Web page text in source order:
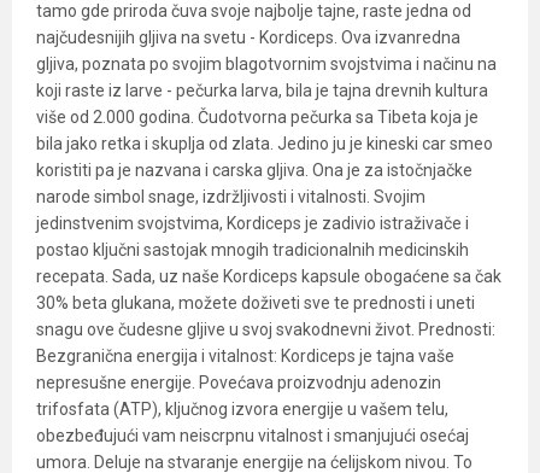
tamo gde priroda čuva svoje najbolje tajne, raste jedna od
najčudesnijih gljiva na svetu - Kordiceps. Ova izvanredna
gljiva, poznata po svojim blagotvornim svojstvima i načinu na
koji raste iz larve - pečurka larva, bila je tajna drevnih kultura
više od 2.000 godina. Čudotvorna pečurka sa Tibeta koja je
bila jako retka i skuplja od zlata. Jedino ju je kineski car smeo
koristiti pa je nazvana i carska gljiva. Ona je za istočnjačke
narode simbol snage, izdržljivosti i vitalnosti. Svojim
jedinstvenim svojstvima, Kordiceps je zadivio istraživače i
postao ključni sastojak mnogih tradicionalnih medicinskih
recepata. Sada, uz naše Kordiceps kapsule obogaćene sa čak
30% beta glukana, možete doživeti sve te prednosti i uneti
snagu ove čudesne gljive u svoj svakodnevni život. Prednosti:
Bezgranična energija i vitalnost: Kordiceps je tajna vaše
nepresušne energije. Povećava proizvodnju adenozin
trifosfata (ATP), ključnog izvora energije u vašem telu,
obezbeđujući vam neiscrpnu vitalnost i smanjujući osećaj
umora. Deluje na stvaranje energije na ćelijskom nivou. To